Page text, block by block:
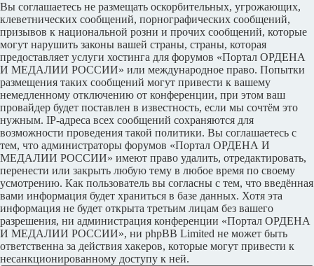
Вы соглашаетесь не размещать оскорбительных, угрожающих,
клеветнических сообщений, порнографических сообщений,
призывов к национальной розни и прочих сообщений, которые
могут нарушить законы вашей страны, страны, которая
предоставляет услуги хостинга для форумов «Портал ОРДЕНА
И МЕДАЛИИ РОССИИ» или международное право. Попытки
размещения таких сообщений могут привести к вашему
немедленному отключению от конференции, при этом ваш
провайдер будет поставлен в известность, если мы сочтём это
нужным. IP-адреса всех сообщений сохраняются для
возможности проведения такой политики. Вы соглашаетесь с
тем, что администраторы форумов «Портал ОРДЕНА И
МЕДАЛИИ РОССИИ» имеют право удалить, отредактировать,
перенести или закрыть любую тему в любое время по своему
усмотрению. Как пользователь вы согласны с тем, что введённая
вами информация будет храниться в базе данных. Хотя эта
информация не будет открыта третьим лицам без вашего
разрешения, ни администрация конференции «Портал ОРДЕНА
И МЕДАЛИИ РОССИИ», ни phpBB Limited не может быть
ответственна за действия хакеров, которые могут привести к
несанкционированному доступу к ней.